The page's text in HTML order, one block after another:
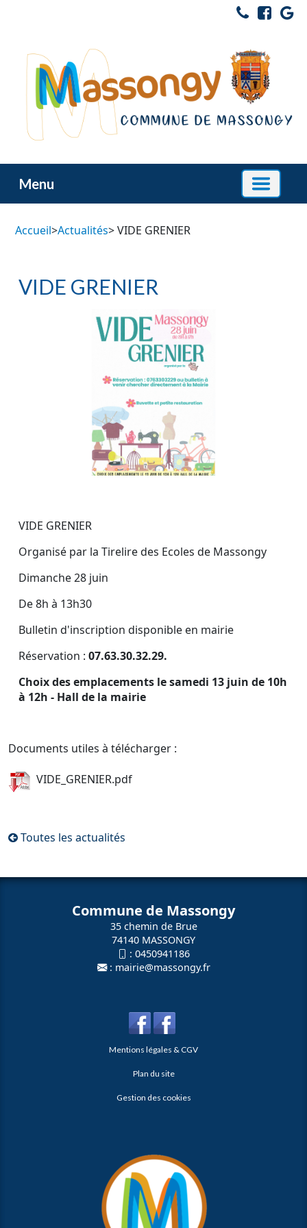
Menu
Accueil>Actualités> VIDE GRENIER
VIDE GRENIER
VIDE GRENIER
Organisé par la Tirelire des Ecoles de Massongy
Dimanche 28 juin
De 8h à 13h30
Bulletin d'inscription disponible en mairie
Réservation : 07.63.30.32.29.
Choix des emplacements le samedi 13 juin de 10h
à 12h - Hall de la mairie
Documents utiles à télécharger :
VIDE_GRENIER.pdf
Toutes les actualités
Commune de Massongy
35 chemin de Brue
74140 MASSONGY
: 0450941186
: mairie@massongy.fr
Mentions légales & CGV
Plan du site
Gestion des cookies